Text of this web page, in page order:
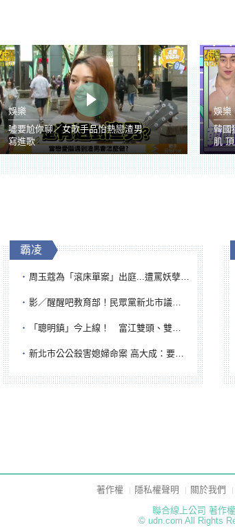
娛樂
噓要尬你聊／女歌手品怡熱戀渣男
寫進歌
娛樂
韓國
肌
霸凌
周玉蔻為「滾床單案」出庭...遭罵妖孽下地獄 張淑娟批：舌頭殺人有罪
影／醒醒吧教育部！民眾黨新北市議員參選人提出校園反毒防線升級政見
「聰明鎮」今上線！ 富江雙頭、雙一、人頭氣球全登場
新北市公公殺害媳婦命案 高大成：要害殺多刀顯示怨恨深
著作權 隱私權聲明 關於我們
聯合線上公司 著作
© udn.com All Rights